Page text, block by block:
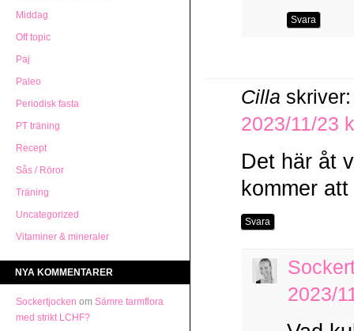
Middag
Off topic
Paj
Paleo
Periodisk fasta
PT träning
Recept
Sås / Röror
Träning
Uncategorized
Vitaminer & mineraler
NYA KOMMENTARER
Sockertjocken om Sämre tarmflora
med strikt LCHF?
Svara
Cilla skriver:
2023/11/23
Det här åt
kommer
Svara
2023/